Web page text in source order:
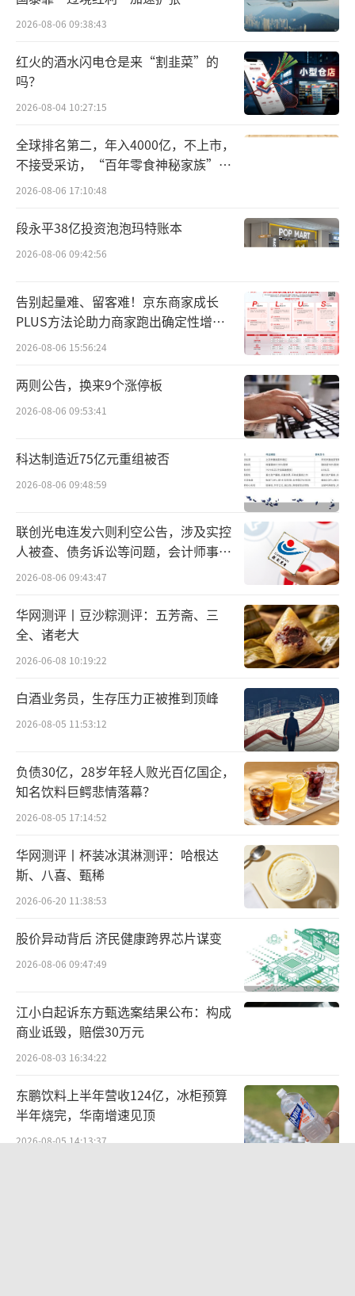
领域的EDA软件工具开发、销售及相关服务。
环节中必备的工具，贯穿了集成电路产业链的
每一个环节，并且随着集成电路设计规模、工
艺制程等要求的不断提升，EDA工具由于可以
改善设计效率，很大程度上推动集成电路产业
技术进步与革新。
核心技术人员也拥有丰富的行业经验与强大的
专业背景，得以让公司在EDA领域里积累丰厚
技术底蕴。如图表1所示，目前公司主要产品包
括模拟电路设计全流程EDA工具系统、射频电
路设计EDA工具、数字电路设计EDA工具、平
板显示电路设计全流程EDA工具系统、晶圆制
造EDA工具和先进封装设计EDA工具等软件，
并围绕相关领域提供技术开发服务。其中，在
模拟电路设计领域，公司是我国唯一一家能够
提供模拟电路设计全流程EDA工具系统的国产
厂商，该系统包括原理图编辑工具、版图编辑
工具、电路仿真工具、物理验证工具、寄生参
数提取工具和可靠性分析工具等，为用户提供
了从电路到版图、从设计到验证的一站式完整
根据国际半导体产业协会数据，2022年全
球EDA销售额为87.68亿美元，同比增长12.
2%，其中中国大陆EDA销售额为11.65亿美
元，同比增长19.2%，占全球市场的13.3%，
表现优于全球平均水平。而EDA行业市场呈现
高度集中态势，由楷登电子、新思科技和西门
子三巨头占据市场主导地位，据集微咨询数
据，2022年三巨头全球市场占有率达到8成以
上，国内市场占有率也超过7成，华大九天凭借
部分领域的全流程工具或在局部领域的领先优
势，位列全球EDA行业第二梯队，2022年国内
市场占有率约为7%，本土企业排名第一。
2022年，公司成功在深圳证券交易所创业
2026-08-06 09:38:43
红火的酒水闪电仓是来“割韭菜”的
吗？
2026-08-04 10:27:15
全球排名第二，年入4000亿，不上市，
不接受采访，“百年零食神秘家族”浮
出水面？
2026-08-06 17:10:48
段永平38亿投资泡泡玛特账本
2026-08-06 09:42:56
告别起量难、留客难！京东商家成长
PLUS方法论助力商家跑出确定性增长
路径
2026-08-06 15:56:24
两则公告，换来9个涨停板
2026-08-06 09:53:41
科达制造近75亿元重组被否
2026-08-06 09:48:59
联创光电连发六则利空公告，涉及实控
人被查、债务诉讼等问题，会计师事务
所曾出具“保留意见”
2026-08-06 09:43:47
华网测评丨豆沙粽测评：五芳斋、三
全、诸老大
2026-06-08 10:19:22
白酒业务员，生存压力正被推到顶峰
2026-08-05 11:53:12
负债30亿，28岁年轻人败光百亿国企，
知名饮料巨鳄悲情落幕？
2026-08-05 17:14:52
华网测评丨杯装冰淇淋测评：哈根达
斯、八喜、甄稀
2026-06-20 11:38:53
股价异动背后 济民健康跨界芯片谋变
2026-08-06 09:47:49
江小白起诉东方甄选案结果公布：构成
商业诋毁，赔偿30万元
2026-08-03 16:34:22
东鹏饮料上半年营收124亿，冰柜预算
半年烧完，华南增速见顶
2026-08-05 14:13:37